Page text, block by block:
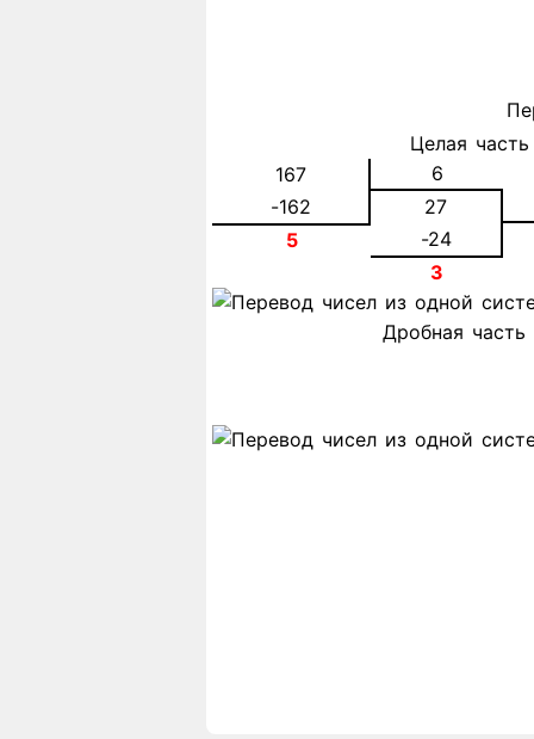
Целая
167
6
-162
27
5
-24
3
Дробная